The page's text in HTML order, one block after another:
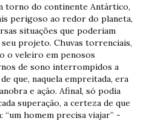
torno do continente Antártico,
perigoso ao redor do planeta,
situações que poderiam
projeto. Chuvas torrenciais,
o veleiro em penosos
de sono interrompidos a
que, naquela empreitada, era
e ação. Afinal, só podia
superação, a certeza de que
homem precisa viajar” -